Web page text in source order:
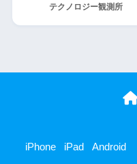
テクノロジー観測所
iPhone iPad Android